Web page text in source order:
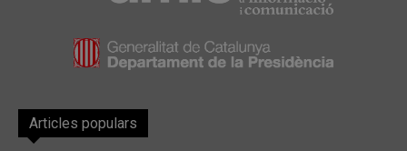
Articles populars